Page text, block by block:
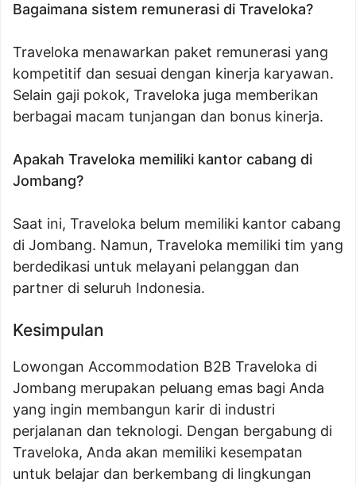
Bagaimana sistem remunerasi di Traveloka?
Traveloka menawarkan paket remunerasi yang
kompetitif dan sesuai dengan kinerja karyawan.
Selain gaji pokok, Traveloka juga memberikan
berbagai macam tunjangan dan bonus kinerja.
Apakah Traveloka memiliki kantor cabang di
Jombang?
Saat ini, Traveloka belum memiliki kantor cabang
di Jombang. Namun, Traveloka memiliki tim yang
berdedikasi untuk melayani pelanggan dan
partner di seluruh Indonesia.
Kesimpulan
Lowongan Accommodation B2B Traveloka di
Jombang merupakan peluang emas bagi Anda
yang ingin membangun karir di industri
perjalanan dan teknologi. Dengan bergabung di
Traveloka, Anda akan memiliki kesempatan
untuk belajar dan berkembang di lingkungan